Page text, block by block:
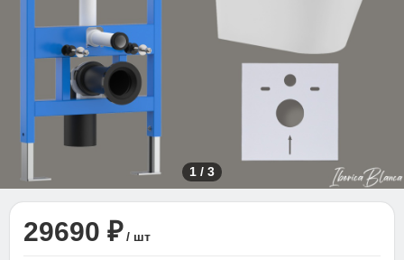
1 / 3
29690 ₽ / шт